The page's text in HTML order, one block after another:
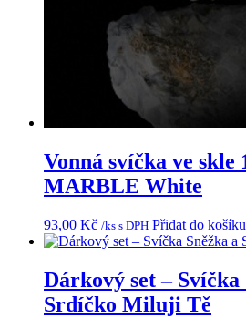
Vonná svíčka ve skle
MARBLE White
93,00 Kč /ks s DPH Přidat do košíku
Dárkový set – Svíčka
Srdíčko Miluji Tě